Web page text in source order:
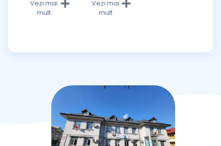
Vezi mai
mult
Vezi mai
mult